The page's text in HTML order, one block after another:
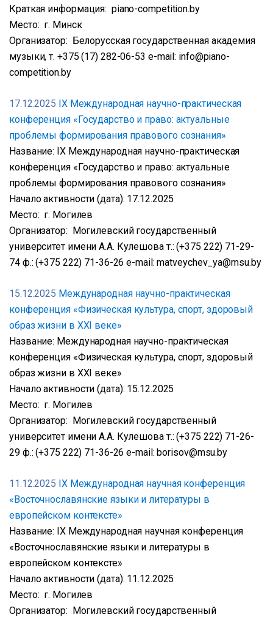
Краткая информация: piano-competition.by
Место: г. Минск
Организатор: Белорусская государственная академия
музыки, т. +375 (17) 282-06-53 e-mail: info@piano-
competition.by
17.12.2025 IX Международная научно-практическая
конференция «Государство и право: актуальные
проблемы формирования правового сознания»
Название: IX Международная научно-практическая
конференция «Государство и право: актуальные
проблемы формирования правового сознания»
Начало активности (дата): 17.12.2025
Место: г. Могилев
Организатор: Могилевский государственный
университет имени А.А. Кулешова т.: (+375 222) 71-29-
74 ф.: (+375 222) 71-36-26 e-mail: matveychev_ya@msu.by
15.12.2025 Международная научно-практическая
конференция «Физическая культура, спорт, здоровый
образ жизни в XXI веке»
Название: Международная научно-практическая
конференция «Физическая культура, спорт, здоровый
образ жизни в XXI веке»
Начало активности (дата): 15.12.2025
Место: г. Могилев
Организатор: Могилевский государственный
университет имени А.А. Кулешова т.: (+375 222) 71-26-
29 ф.: (+375 222) 71-36-26 e-mail: borisov@msu.by
11.12.2025 IX Международная научная конференция
«Восточнославянские языки и литературы в
европейском контексте»
Название: IX Международная научная конференция
«Восточнославянские языки и литературы в
европейском контексте»
Начало активности (дата): 11.12.2025
Место: г. Могилев
Организатор: Могилевский государственный